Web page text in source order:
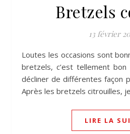
Bretzels
13 février
Loutes les occasions sont bonnes pour manger des
bretzels, c’est tellement bon
décliner de différentes façon
Après les bretzels citrouilles,
LIRE LA